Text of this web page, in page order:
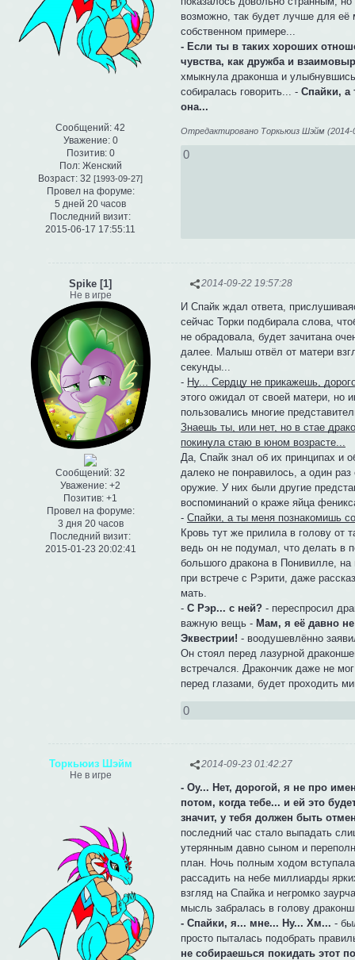
Сообщений: 42
Уважение: 0
Позитив: 0
Пол:Женский
Возраст: 32 [1993-09-27]
Провел на форуме:
5 дней 20 часов
Последний визит:
2015-06-17 17:55:11
возможно, так будет лучше для её
собственном примере...
- Если ты в таких хороших
чувства, как дружба и
хмыкнула драконша и
собиралась говорить... - Спайки, а
она...
Отредактировано Торкьюиз Шэйм (2014-
0
2014-09-22 19:57:28
Spike [1]
Не в игре
Сообщений: 32
Уважение: +2
Позитив: +1
Провел на форуме:
3 дня 20 часов
Последний визит:
2015-01-23 20:02:41
И Спайк ждал ответа,
сейчас Торки подбирала слова,
не обрадовала, будет зачитана
далее. Малыш отвёл от матери
секунды...
- Ну... Сердцу не прикажешь,
этого ожидал от своей матери, но
пользовались многие
Знаешь ты, или нет, но в стае
покинула стаю в юном возрасте...
Да, Спайк знал об их принципах и
далеко не понравилось, а один
оружие. У них были другие
воспоминаний о краже яйца
-Спайки, а ты меня познакомишь
Кровь тут же прилила в голову от
ведь он не подумал, что делать в
большого дракона в Понивилле,
при встрече с Рэрити, даже
мать.
-С Рэр... с ней? - переспросил
важную вещь - Мам, я её давно
Эквестрии! - воодушевлённо
Он стоял перед лазурной
встречался. Дракончик даже не
перед глазами, будет проходить
0
2014-09-23 01:42:27
Торкьюиз Шэйм
Не в игре
- Оу... Нет, дорогой, я не про
потом, когда тебе... и ей это
значит, у тебя должен быть
последний час стало выпадать
утерянным давно сыном и
план. Ночь полным ходом
рассадить на небе миллиарды
взгляд на Спайка и негромко
мысль забралась в голову
- Спайки, я... мне... Ну... Хм... -
просто пыталась подобрать
не собираешься покидать этот